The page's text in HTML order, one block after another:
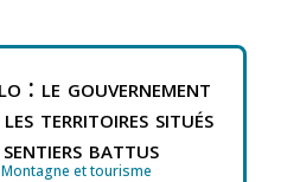
: le gouvernement
territoires situés
battus
Montagne et tourisme